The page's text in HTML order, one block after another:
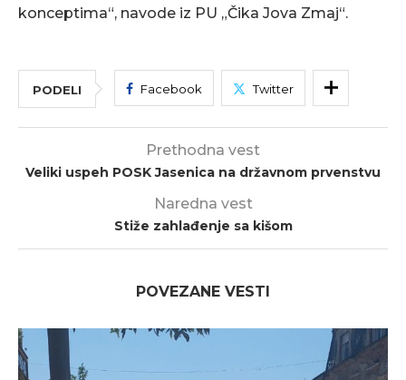
konceptima“, navode iz PU „Čika Jova Zmaj“.
PODELI Facebook Twitter
Prethodna vest
Veliki uspeh POSK Jasenica na državnom prvenstvu
Naredna vest
Stiže zahlađenje sa kišom
POVEZANE VESTI